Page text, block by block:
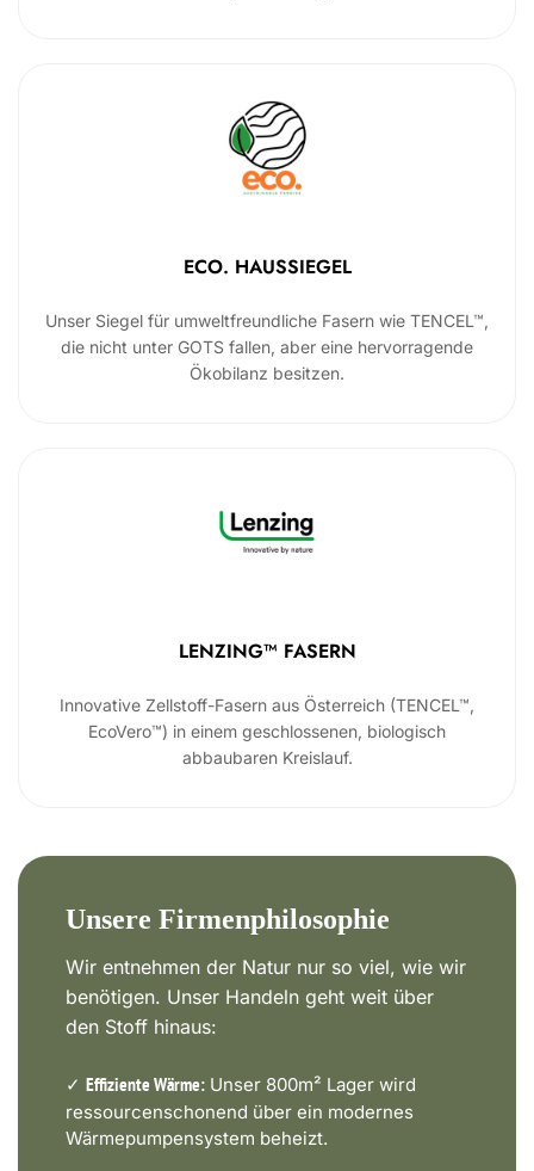
ECO. HAUSSIEGEL
Unser Siegel für umweltfreundliche Fasern wie TENCEL™,
die nicht unter GOTS fallen, aber eine hervorragende
Ökobilanz besitzen.
LENZING™ FASERN
Innovative Zellstoff-Fasern aus Österreich (TENCEL™,
EcoVero™) in einem geschlossenen, biologisch
abbaubaren Kreislauf.
Unsere Firmenphilosophie
Wir entnehmen der Natur nur so viel, wie wir
benötigen. Unser Handeln geht weit über
den Stoff hinaus:
✓ Effiziente Wärme: Unser 800m² Lager wird
ressourcenschonend über ein modernes
Wärmepumpensystem beheizt.